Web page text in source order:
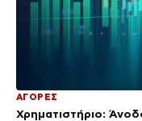
ΑΓΟΡΕΣ
Χρηματιστήριο: